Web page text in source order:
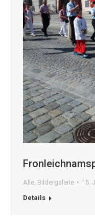
Alle Bildergalerie
15.
Details